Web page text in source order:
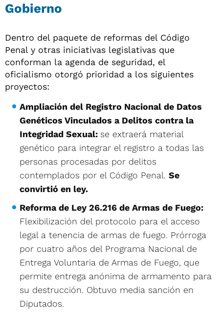
Gobierno
Dentro del paquete de reformas del Código
Penal y otras iniciativas legislativas que
conforman la agenda de seguridad, el
oficialismo otorgó prioridad a los siguientes
proyectos:
Ampliación del Registro Nacional de Datos
Genéticos Vinculados a Delitos contra la
Integridad Sexual: se extraerá material
genético para integrar el registro a todas las
personas procesadas por delitos
contemplados por el Código Penal. Se
convirtió en ley.
Reforma de Ley 26.216 de Armas de Fuego:
Flexibilización del protocolo para el acceso
legal a tenencia de armas de fuego. Prórroga
por cuatro años del Programa Nacional de
Entrega Voluntaria de Armas de Fuego, que
permite entrega anónima de armamento para
su destrucción. Obtuvo media sanción en
Diputados.